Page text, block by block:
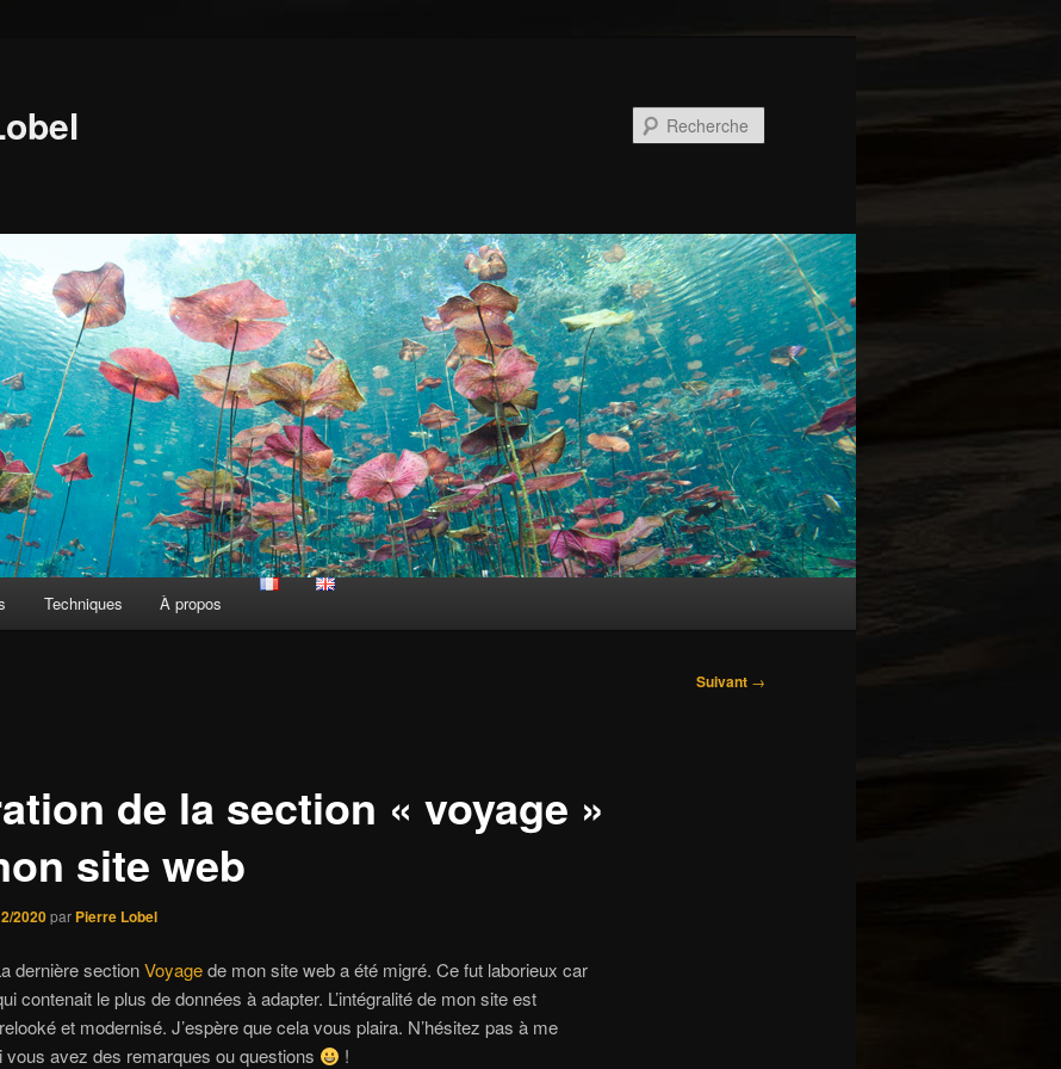
Techniques À propos
Suivant →
de la section « voyage »
site web
2020par Pierre Lobel
dernière sectionVoyagede mon site web a été migré. Ce fut laborieux car
contenait le plus de données à adapter. L’intégralité de mon site est
et modernisé. J’espère que cela vous plaira. N’hésitez pas à me
vous avez des remarques ou questions
!